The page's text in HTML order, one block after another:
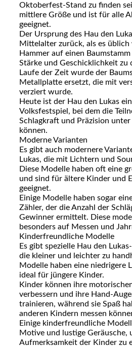
Oktoberfest-Stand zu finden
mittlere Größe und ist für alle
geeignet.
Der Ursprung des Hau den
Mittelalter zurück, als es üblich
Hammer auf einen
Stärke und Geschicklichkeit zu
Laufe der Zeit wurde der
Metallplatte ersetzt, die mit
verziert wurde.
Heute ist der Hau den Lukas
Volksfestspiel, bei dem die
Schlagkraft und Präzision
können.
Moderne Varianten
Es gibt auch modernere
Lukas, die mit Lichtern und
Diese Modelle haben oft eine
und sind für ältere Kinder und
geeignet.
Einige Modelle haben sogar
Zähler, der die Anzahl der
Gewinner ermittelt. Diese
besonders auf Messen und
Kinderfreundliche Modelle
Es gibt spezielle Hau den
die kleiner und leichter zu
Modelle haben eine niedrigere
ideal für jüngere Kinder.
Kinder können ihre
verbessern und ihre Hand-
trainieren, während sie Spaß
anderen Kindern messen
Einige kinderfreundliche
Motive und lustige Geräusche,
Aufmerksamkeit der Kinder zu